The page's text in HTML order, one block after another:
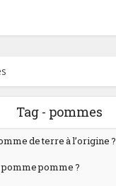
Tag - pommes
de terre à l’origine ?
pomme pomme ?